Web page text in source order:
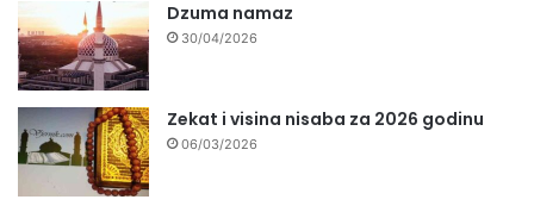
Dzuma namaz
30/04/2026
Zekat i visina nisaba za 2026 godinu
06/03/2026